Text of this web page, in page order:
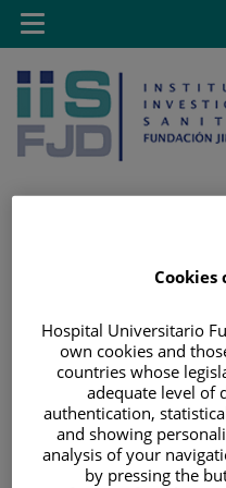
Saltar al contenido
Toggle
navigation
Cookies
Hospital Universitario
own cookies and
countries whose
adequate level of
authentication,
and showing
analysis of your
by pressing the